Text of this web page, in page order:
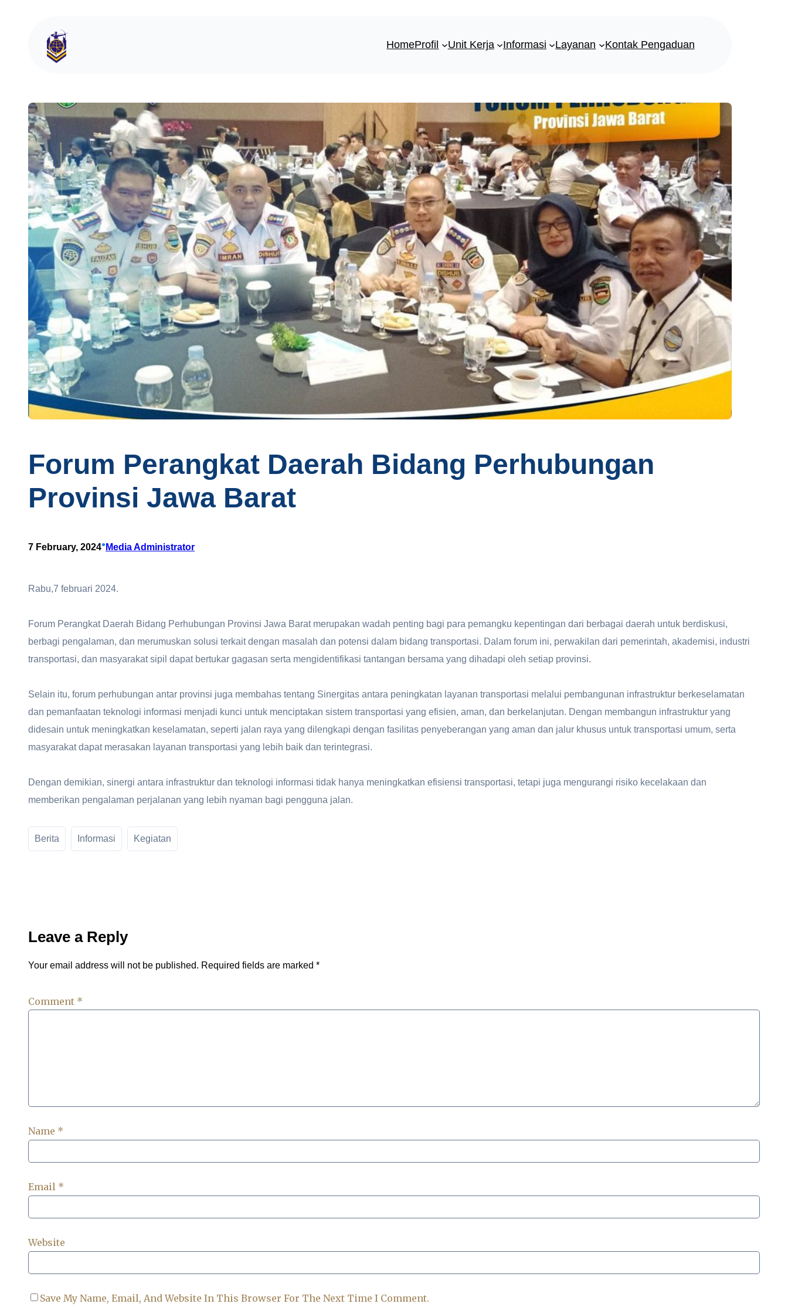
HomeProfil Unit Kerja Informasi Layanan Kontak Pengaduan
Forum Perangkat Daerah Bidang Perhubungan
Provinsi Jawa Barat
7 February, 2024•Media Administrator
Rabu,7 februari 2024.
Forum Perangkat Daerah Bidang Perhubungan Provinsi Jawa Barat merupakan wadah penting bagi para pemangku kepentingan dari berbagai daerah untuk berdiskusi,
berbagi pengalaman, dan merumuskan solusi terkait dengan masalah dan potensi dalam bidang transportasi. Dalam forum ini, perwakilan dari pemerintah, akademisi, industri
transportasi, dan masyarakat sipil dapat bertukar gagasan serta mengidentifikasi tantangan bersama yang dihadapi oleh setiap provinsi.
Selain itu, forum perhubungan antar provinsi juga membahas tentang Sinergitas antara peningkatan layanan transportasi melalui pembangunan infrastruktur berkeselamatan
dan pemanfaatan teknologi informasi menjadi kunci untuk menciptakan sistem transportasi yang efisien, aman, dan berkelanjutan. Dengan membangun infrastruktur yang
didesain untuk meningkatkan keselamatan, seperti jalan raya yang dilengkapi dengan fasilitas penyeberangan yang aman dan jalur khusus untuk transportasi umum, serta
masyarakat dapat merasakan layanan transportasi yang lebih baik dan terintegrasi.
Dengan demikian, sinergi antara infrastruktur dan teknologi informasi tidak hanya meningkatkan efisiensi transportasi, tetapi juga mengurangi risiko kecelakaan dan
memberikan pengalaman perjalanan yang lebih nyaman bagi pengguna jalan.
Berita Informasi Kegiatan
Leave a Reply
Your email address will not be published. Required fields are marked *
Comment *
Name *
Email *
Website
Save My Name, Email, And Website In This Browser For The Next Time I Comment.